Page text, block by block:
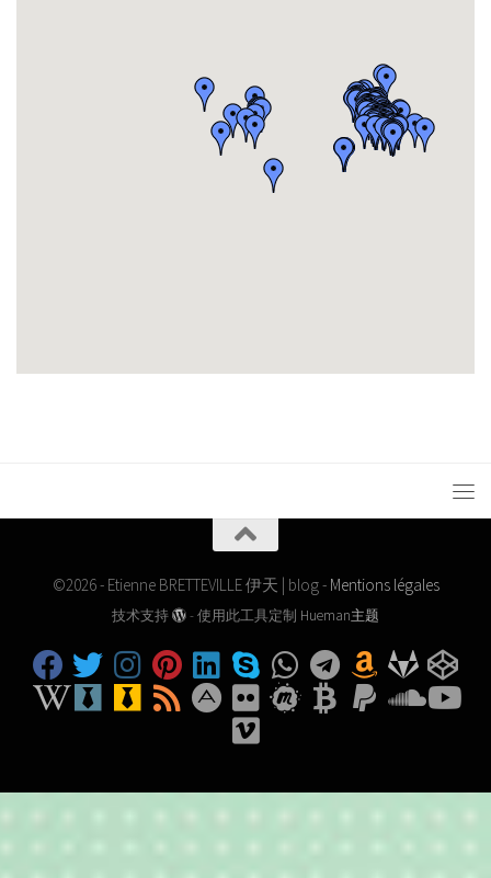
©2026 - Etienne BRETTEVILLE 伊天 | blog - Mentions légales
技术支持 - 使用此工具定制 Hueman主题